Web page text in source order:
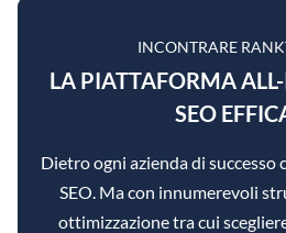
INCONTRARE
LA PIATTAFORMA
SEO
Dietro ogni azienda di successo
SEO. Ma con innumerevoli
ottimizzazione tra cui